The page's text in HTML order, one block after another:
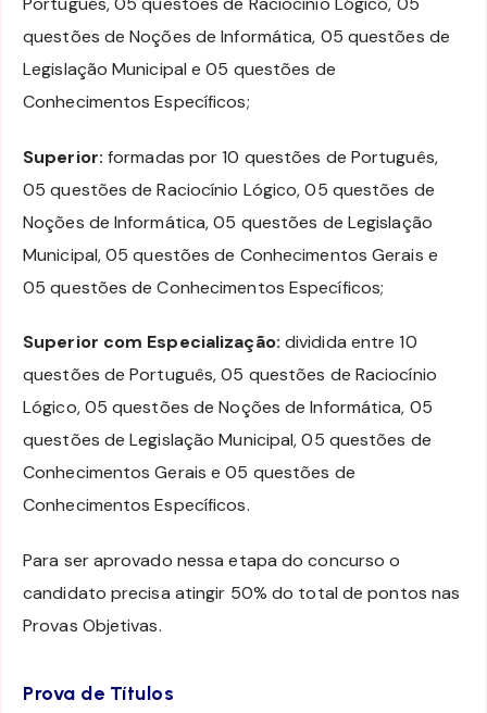
questões de Noções de Informática, 05 questões de
Legislação Municipal e 05 questões de
Conhecimentos Específicos;
Superior: formadas por 10 questões de Português,
05 questões de Raciocínio Lógico, 05 questões de
Noções de Informática, 05 questões de Legislação
Municipal, 05 questões de Conhecimentos Gerais e
05 questões de Conhecimentos Específicos;
Superior com Especialização: dividida entre 10
questões de Português, 05 questões de Raciocínio
Lógico, 05 questões de Noções de Informática, 05
questões de Legislação Municipal, 05 questões de
Conhecimentos Gerais e 05 questões de
Conhecimentos Específicos.
Para ser aprovado nessa etapa do concurso o
candidato precisa atingir 50% do total de pontos nas
Provas Objetivas.
Prova de Títulos